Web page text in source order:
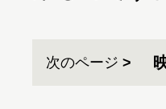
次のページ